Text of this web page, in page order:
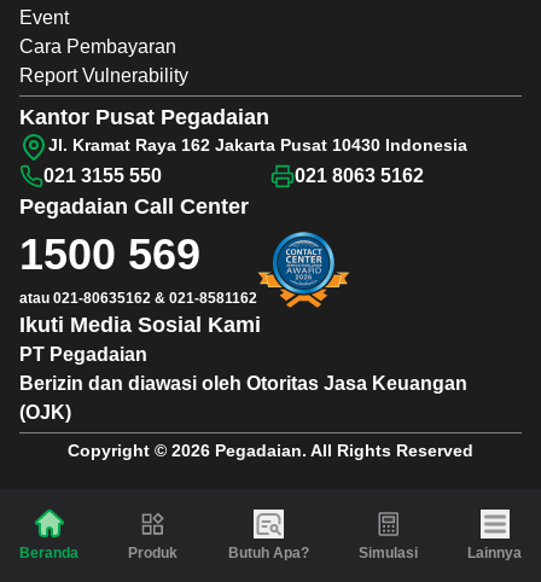
Beranda Produk Butuh Apa? Simulasi Lainnya
Event
Cara Pembayaran
Report Vulnerability
PT Pegadaian
Berizin dan diawasi oleh Otoritas Jasa Keuangan
(OJK)
Ikuti Media Sosial Kami
Pegadaian Call Center
1500 569
atau 021-80635162 & 021-8581162
Kantor Pusat Pegadaian
Jl. Kramat Raya 162 Jakarta Pusat 10430 Indonesia
021 3155 550 021 8063 5162
Copyright © 2026 Pegadaian. All Rights Reserved